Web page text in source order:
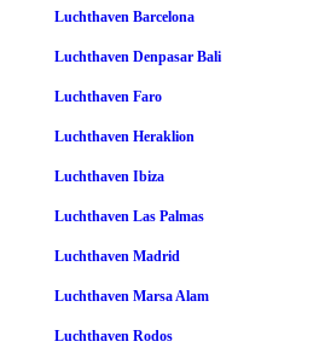
Luchthaven Barcelona
Luchthaven Denpasar Bali
Luchthaven Faro
Luchthaven Heraklion
Luchthaven Ibiza
Luchthaven Las Palmas
Luchthaven Madrid
Luchthaven Marsa Alam
Luchthaven Rodos